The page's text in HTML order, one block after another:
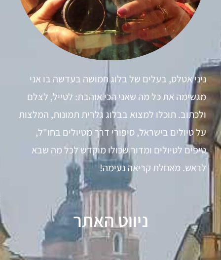
ניני אטלס, בעלים של בלוג חמושה בעדשה בו אני
מגשימה את כל מה שאני הכי אוהבת: לטייל, לצלם
ולכתוב. תוכלו למצוא בבלוג גלרית תמונות, המלצות
על טיולים בישראל, סיפורי דרך מטיולים בחו"ל,
טיפים לטיולים ומדור שכולו מוקדש לכל מה שבא
לראש. מאחלת קריאה נעימה!
ניווט האתר